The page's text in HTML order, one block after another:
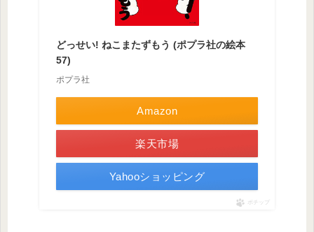
どっせい! ねこまたずもう (ポプラ社の絵本
57)
ポプラ社
Amazon
楽天市場
Yahooショッピング
ポチップ